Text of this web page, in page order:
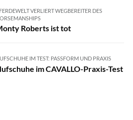
VERLIERT WEGBEREITER DES
Roberts ist tot
IM TEST: PASSFORM UND PRAXIS
im CAVALLO-Praxis-Test